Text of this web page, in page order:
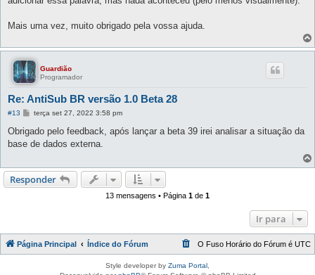
Mais uma vez, muito obrigado pela vossa ajuda.
Guardião
Programador
Re: AntiSub BR versão 1.0 Beta 28
#13
M
n
a
m
terça set 27, 2022 3:58 pm
Obrigado pelo feedback, após lançar a beta 39 irei analisar a situação da
base de dados externa.
Responder
13 mensagens • Página 1 de 1
Ir para
Página Principal Índice do Fórum O Fuso Horário do Fórum é UTC
Style developer by Zuma Portal